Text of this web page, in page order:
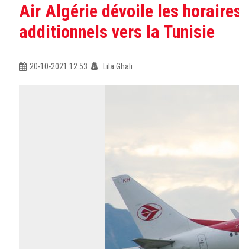
Air Algérie dévoile les
additionnels vers la Tunisie
20-10-2021 12:53 Lila Ghali